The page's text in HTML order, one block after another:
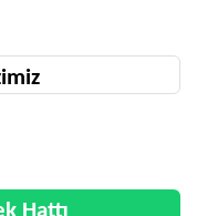
Hattı